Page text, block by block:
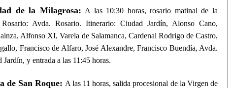
de la Milagrosa: A las 10:30 horas, rosario matinal de la
Avda. Rosario. Itinerario: Ciudad Jardín, Alonso Cano,
Alfonso XI, Varela de Salamanca, Cardenal Rodrigo de Castro,
Francisco de Alfaro, José Alexandre, Francisco Buendía, Avda.
Jardín, y entrada a las 11:45 horas.
de San Roque: A las 11 horas, salida procesional de la Virgen de